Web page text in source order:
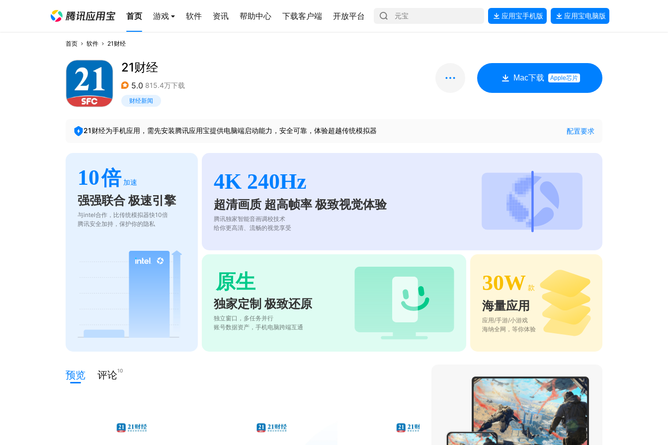
首页 游戏 软件 资讯 帮助中心 下载客户端 开放平台 应用宝手机版 应用宝电脑版
首页 软件 21财经
21财经
5.0 815.4万下载
财经新闻
Mac下载 Apple芯片
21财经为手机应用，需先安装腾讯应用宝提供电脑端启动能力，安全可靠，体验超越传统模拟器 配置要求
10倍 加速
强强联合 极速引擎
与intel合作，比传统模拟器快10倍
腾讯安全加持，保护你的隐私
4K 240Hz
超清画质 超高帧率 极致视觉体验
腾讯独家智能音画调校技术
给你更高清、流畅的视觉享受
原生
独家定制 极致还原
独立窗口，多任务并行
账号数据资产，手机电脑跨端互通
30W 款
海量应用
应用/手游/小游戏
海纳全网，等你体验
预览 评论10